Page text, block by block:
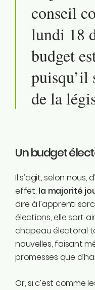
Instagram
Tiktok
Twitter
Ecolo.be
ME CONTACTER
4500 Huy
Téléphone
0494/90.59.19
Email
conseil
lundi 18
budget
puisqu’il
de la
Un budget
Il s’agit, selon nous,
effet, la majorité
dire à l’apprenti
élections, elle sort
chapeau électoral
nouvelles, faisant
promesses que
Or, si c’est comme